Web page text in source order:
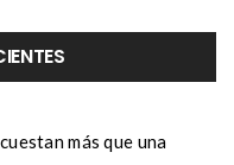
más que una